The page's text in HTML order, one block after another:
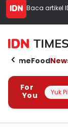
Baca artikel
HomeFood
For
You
Yuk